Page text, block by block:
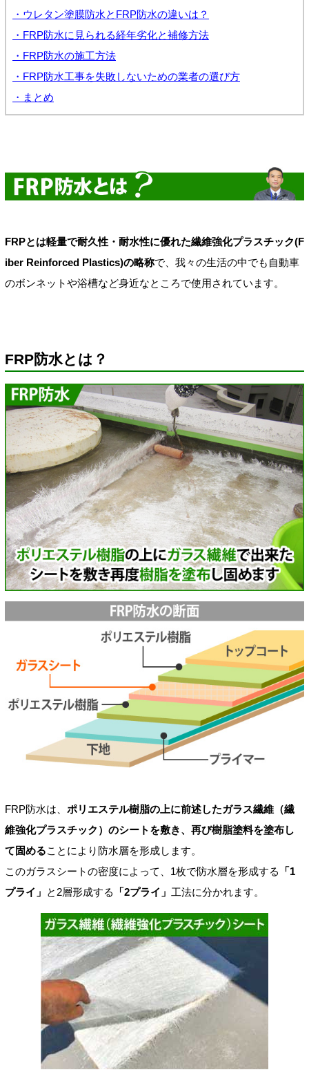
・ウレタン塗膜防水とFRP防水の違いは？
・FRP防水に見られる経年劣化と補修方法
・FRP防水の施工方法
・FRP防水工事を失敗しないための業者の選び方
・まとめ
FRPとは軽量で耐久性・耐水性に優れた繊維強化プラスチック(F
iber Reinforced Plastics)の略称で、我々の生活の中でも自動車
のボンネットや浴槽など身近なところで使用されています。
FRP防水とは？
FRP防水は、 ポリエステル樹脂の上に前述したガラス繊維（繊
維強化プラスチック）のシートを敷き、再び樹脂塗料を塗布し
て固めることにより防水層を形成します。
このガラスシートの密度によって、1枚で防水層を形成する
「1
プライ」 と2層形成する 「2プライ」 工法に分かれます。